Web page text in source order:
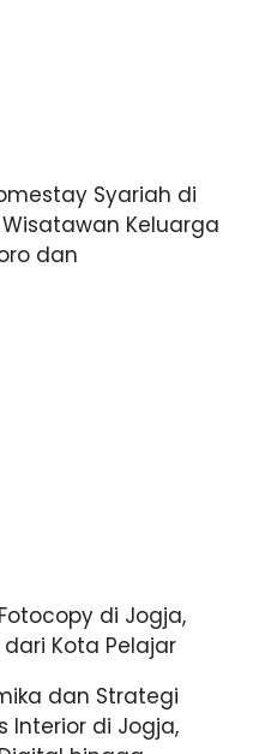
Syariah di
Keluarga
dan
di Jogja,
Kota Pelajar
dan Strategi
Interior di Jogja,